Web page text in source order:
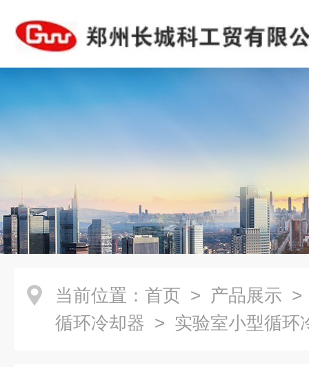
当前位置： 首页 > 产品展示
循环冷却器 > 实验室小型循环